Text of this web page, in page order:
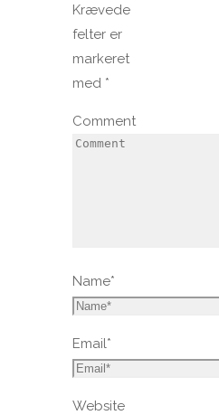
Krævede
felter er
markeret
med *
Comment
Name*
Email*
Website